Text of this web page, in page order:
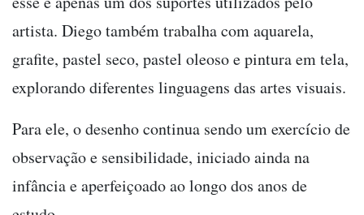
artista. Diego também trabalha com aquarela,
grafite, pastel seco, pastel oleoso e pintura em tela,
explorando diferentes linguagens das artes visuais.
Para ele, o desenho continua sendo um exercício de
observação e sensibilidade, iniciado ainda na
infância e aperfeiçoado ao longo dos anos de